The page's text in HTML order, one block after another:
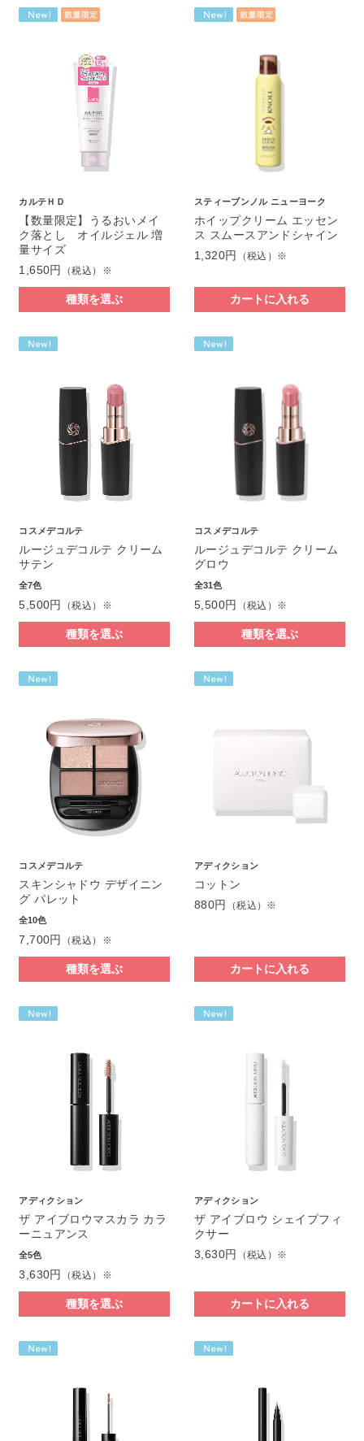
カルテＨＤ
【数量限定】うるおいメイ
ク落とし オイルジェル 増
量サイズ
1,650円
（税込）※
種類を選ぶ
スティーブンノル ニューヨーク
ホイップクリーム エッセン
ス スムースアンドシャイン
1,320円
（税込）※
カートに入れる
コスメデコルテ
ルージュデコルテ クリーム
サテン
全7色
5,500円 （税込）※
種類を選ぶ
コスメデコルテ
ルージュデコルテ クリーム
グロウ
全31色
5,500円 （税込）※
種類を選ぶ
コスメデコルテ
スキンシャドウ デザイニン
グ パレット
全10色
7,700円 （税込）※
種類を選ぶ
アディクション
コットン
880円
（税込）※
カートに入れる
アディクション
ザ アイブロウマスカラ カラ
ーニュアンス
全5色
3,630円 （税込）※
種類を選ぶ
アディクション
ザ アイブロウ シェイプフィ
クサー
3,630円
（税込）※
カートに入れる